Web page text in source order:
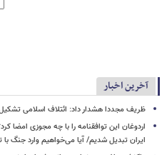
آخرین اخبار
ظریف مجددا هشدار داد: ائتلاف اسلامی
اردوغان این توافقنامه را با چه مجوزی امضا
ایران تبدیل شدیم/ آیا می‌خواهیم وارد جنگ با